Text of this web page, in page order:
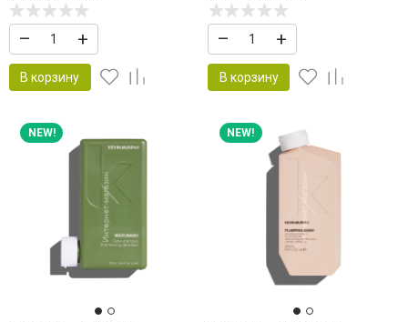
– +
В корзину
– +
В корзину
NEW! NEW!